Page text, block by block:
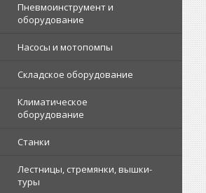
Пневмоинструмент и
оборудование
Насосы и мотопомпы
Складское оборудование
Климатическое
оборудование
Станки
Лестницы, стремянки, вышки-
туры